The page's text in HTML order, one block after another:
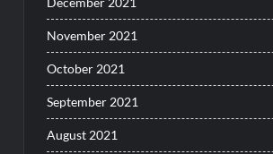
November 2021
October 2021
September 2021
August 2021